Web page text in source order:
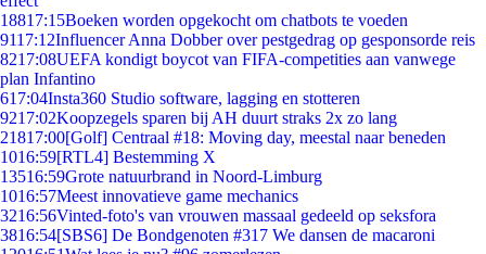
18817:15Boeken worden opgekocht om chatbots te voeden
9117:12Influencer Anna Dobber over pestgedrag op gesponsorde reis
8217:08UEFA kondigt boycot van FIFA-competities aan vanwege
plan Infantino
617:04Insta360 Studio software, lagging en stotteren
9217:02Koopzegels sparen bij AH duurt straks 2x zo lang
21817:00[Golf] Centraal #18: Moving day, meestal naar beneden
1016:59[RTL4] Bestemming X
13516:59Grote natuurbrand in Noord-Limburg
1016:57Meest innovatieve game mechanics
3216:56Vinted-foto's van vrouwen massaal gedeeld op seksfora
3816:54[SBS6] De Bondgenoten #317 We dansen de macaroni